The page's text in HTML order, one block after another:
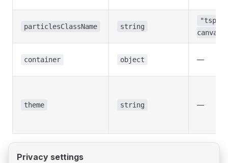
particlesClassName string
container object —
theme string —
Privacy settings